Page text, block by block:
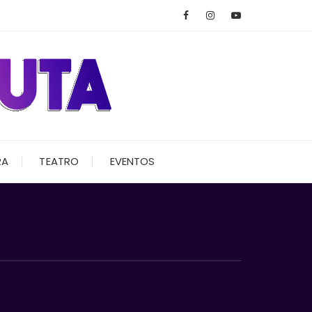
TEATRO EVENTOS